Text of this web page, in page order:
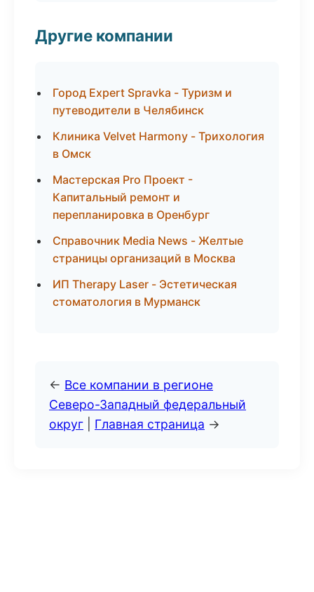
Другие компании
Город Expert Spravka - Туризм и
путеводители в Челябинск
Клиника Velvet Harmony - Трихология
в Омск
Мастерская Pro Проект -
Капитальный ремонт и
перепланировка в Оренбург
Справочник Media News - Желтые
страницы организаций в Москва
ИП Therapy Laser - Эстетическая
стоматология в Мурманск
← Все компании в регионе
Северо-Западный федеральный
округ
Главная страница →